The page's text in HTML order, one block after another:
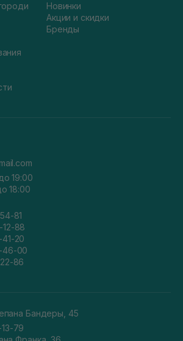
Новинки
Акции и скидки
Бренды
19:00
18:00
81
88
20
46-00
86
Бандеры, 45
79